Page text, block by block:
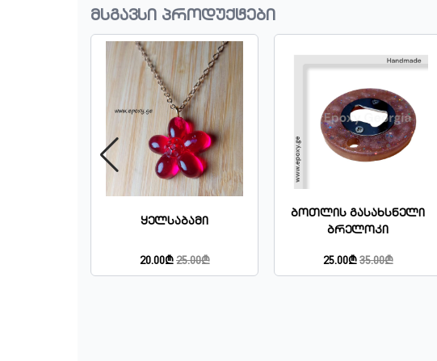
მსგავსი პროდუქტები
Ყელსაბამი
20.00₾ 25.00₾
Ბოთლის Გასახსნელი
Ბრელოკი
25.00₾ 35.00₾